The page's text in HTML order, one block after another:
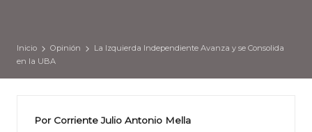
Inicio Opinión
La Izquierda Independiente Avanza y se Consolida
en la UBA
Por Corriente Julio Antonio Mella